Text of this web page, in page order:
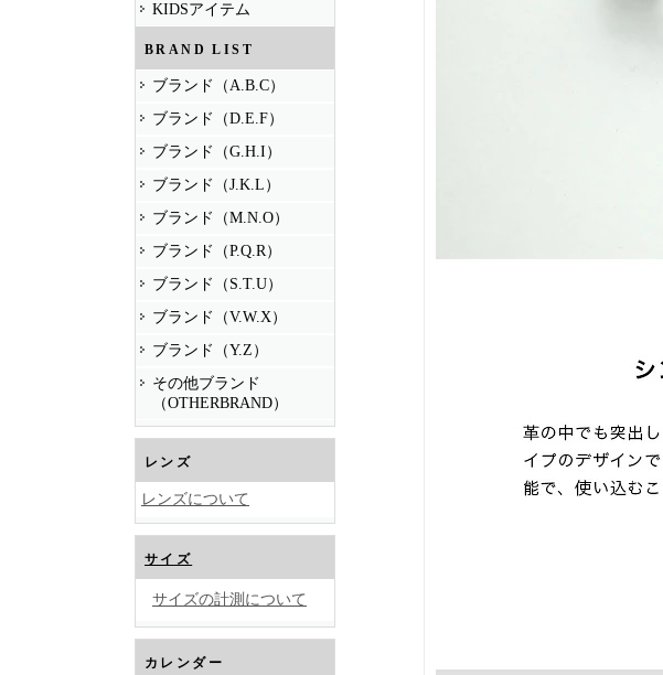
KIDSアイテム
BRAND LIST
ブランド（A.B.C）
ブランド（D.E.F）
ブランド（G.H.I）
ブランド（J.K.L）
ブランド（M.N.O）
ブランド（P.Q.R）
ブランド（S.T.U）
ブランド（V.W.X）
ブランド（Y.Z）
その他ブランド
（OTHERBRAND）
レンズ
レンズについて
サイズ
サイズの計測について
カレンダー